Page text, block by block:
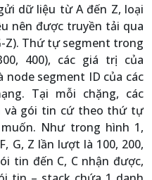
dữ liệu từ A đến Z, loại
nên được truyền tải qua
Z). Thứ tự segment trong
400), các giá trị của
segment ID của các
Tại mỗi chặng, các
và gói tin cứ theo thứ tự
Như trong hình 1,
G, Z lần lượt là 100, 200,
tin đến C, C nhận được,